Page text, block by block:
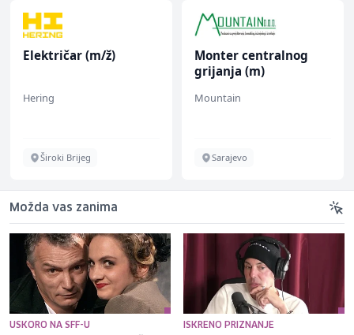
Električar (m/ž)
Hering
Široki Brijeg
Monter centralnog
grijanja (m)
Mountain
Sarajevo
Možda vas zanima
USKORO NA SFF-U ISKRENO PRIZNANJE